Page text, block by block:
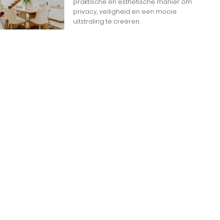
praktische en esthetische manier om
privacy, veiligheid en een mooie
uitstraling te creëren.